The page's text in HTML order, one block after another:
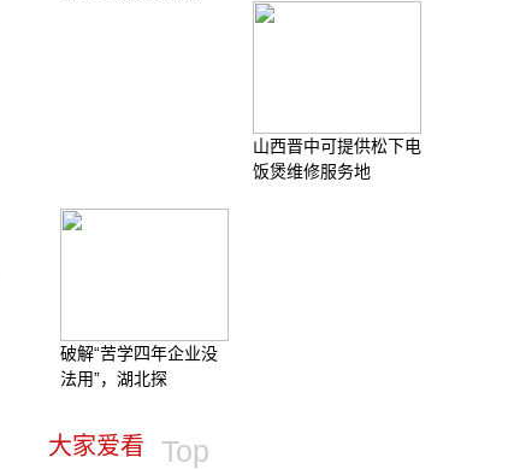
山西晋中可提供松下电
饭煲维修服务地
破解“苦学四年企业没
法用”，湖北探
大家爱看 Top